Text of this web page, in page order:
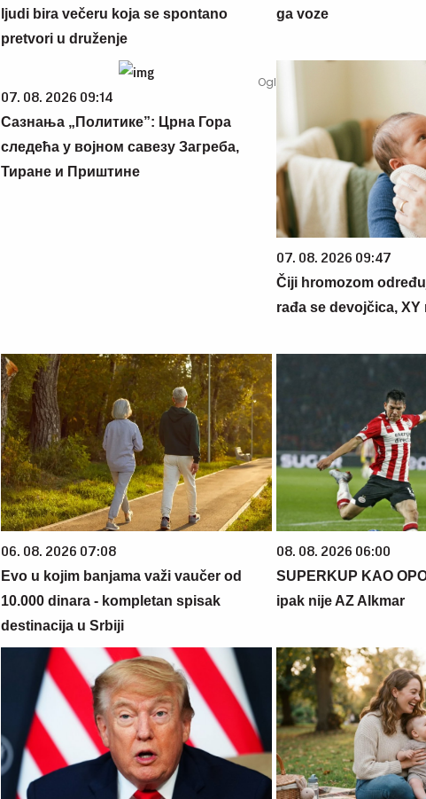
ljudi bira večeru koja se spontano
pretvori u druženje
ga voze
07. 08. 2026 09:14
Сазнања „Политике”: Црна Гора
следећа у војном савезу Загреба,
Тиране и Приштине
07. 08. 2026 09:47
Čiji hromozom
rađa se devojčica, XY
06. 08. 2026 07:08
Evo u kojim banjama važi vaučer od
10.000 dinara - kompletan spisak
destinacija u Srbiji
08. 08. 2026 06:00
SUPERKUP KAO
ipak nije AZ Alkmar